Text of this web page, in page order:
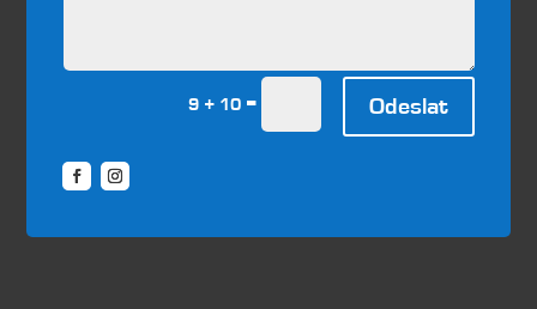
9 + 10= Odeslat